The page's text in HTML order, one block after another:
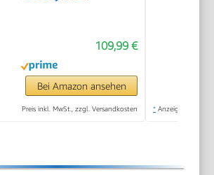
109,99 €
Bei Amazon ansehen
Preis inkl. MwSt., zzgl. Versandkosten * Anzeige